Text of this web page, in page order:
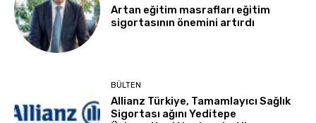
Artan eğitim masrafları eğitim
sigortasının önemini artırdı
BÜLTEN
Allianz Türkiye, Tamamlayıcı Sağlık
Sigortası ağını Yeditepe